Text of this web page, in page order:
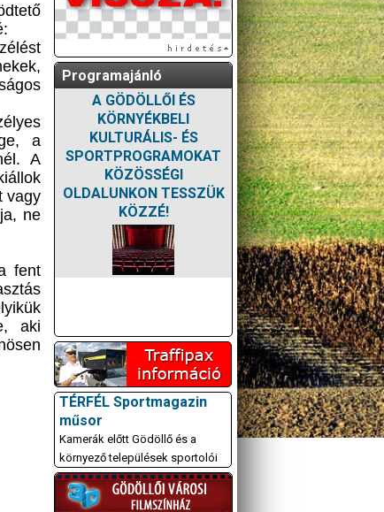
a
A
vagy
ne
fent
aki
Programajánló
A GÖDÖLLŐI ÉS
KÖRNYÉKBELI
KULTURÁLIS- ÉS
SPORTPROGRAMOKAT
KÖZÖSSÉGI
OLDALUNKON TESSZÜK
KÖZZÉ!
TÉRFÉL Sportmagazin
műsor
Kamerák előtt Gödöllő és a
környező települések sportolói